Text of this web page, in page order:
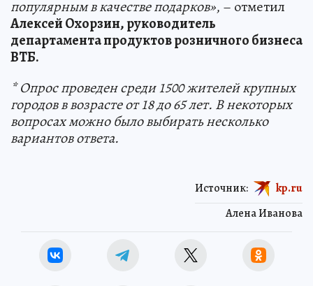
популярным в качестве подарков», – отметил
Алексей Охорзин, руководитель
департамента продуктов розничного бизнеса
ВТБ.
* Опрос проведен среди 1500 жителей крупных
городов в возрасте от 18 до 65 лет. В некоторых
вопросах можно было выбирать несколько
вариантов ответа.
Алена Иванова
Источник: kp.ru